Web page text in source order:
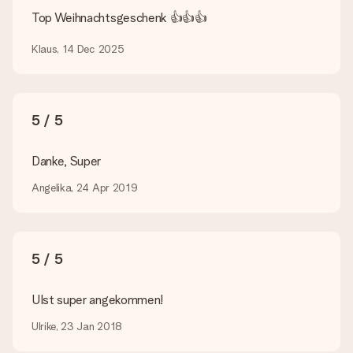
bestimmten Farbe aber wirst auf unserer Seite nicht fündig?
weitergeholfen!
Geschenkkarte“ an. Klicke diese Option an, wenn du diese
persönliche Nachricht schreiben, sodass der Empfänger genau
weiß, von wem die Überraschung ist.
Wird mein Geschenk in Geschenkpapier geliefert?
Verschenken bereit oder kann sofort an den Empfänger
Top Weihnachtsgeschenk 👍👍👍
Klaus, 14 Dec 2025
5 / 5
Danke, Super
Angelika, 24 Apr 2019
5 / 5
UIst super angekommen!
Ulrike, 23 Jan 2018